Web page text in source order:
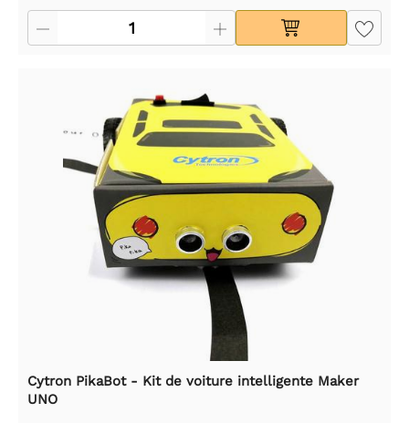
Cytron PikaBot - Kit de voiture intelligente Maker
UNO